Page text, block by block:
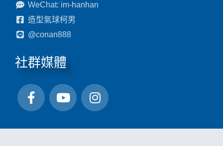
WeChat: im-hanhan
造型氣球柯男
@conan888
社群媒體